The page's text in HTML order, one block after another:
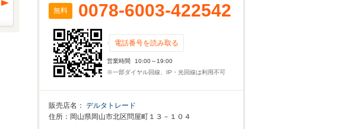
無料 0078-6003-422542
電話番号を読み取る
営業時間
10:00～19:00
※一部ダイヤル回線、IP・光回線は利用不可
販売店名： デルタトレード
住所：岡山県岡山市北区問屋町１３－１０４